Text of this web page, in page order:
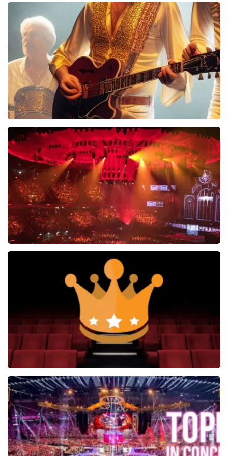
40 45 De Musical
2588+reviews
BEKIJKEN
Bee Gees Forever
845+reviews
BEKIJKEN
Vrienden Van Amstel Live
1252+reviews
BEKIJKEN
Soldaat van Oranje
6649+reviews
BEKIJKEN